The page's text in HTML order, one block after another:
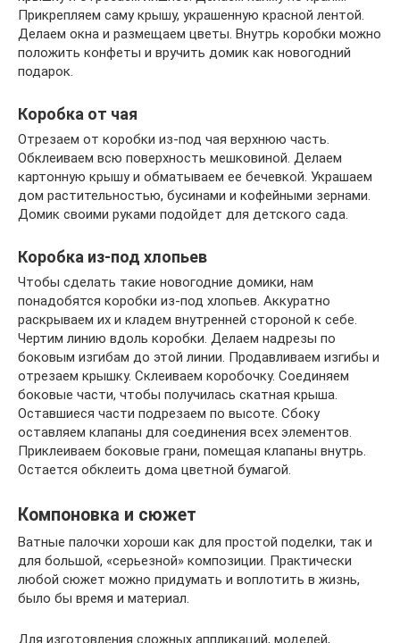
Прикрепляем саму крышу, украшенную красной лентой.
Делаем окна и размещаем цветы. Внутрь коробки можно
положить конфеты и вручить домик как новогодний
подарок.
Коробка от чая
Отрезаем от коробки из-под чая верхнюю часть.
Обклеиваем всю поверхность мешковиной. Делаем
картонную крышу и обматываем ее бечевкой. Украшаем
дом растительностью, бусинами и кофейными зернами.
Домик своими руками подойдет для детского сада.
Коробка из-под хлопьев
Чтобы сделать такие новогодние домики, нам
понадобятся коробки из-под хлопьев. Аккуратно
раскрываем их и кладем внутренней стороной к себе.
Чертим линию вдоль коробки. Делаем надрезы по
боковым изгибам до этой линии. Продавливаем изгибы и
отрезаем крышку. Склеиваем коробочку. Соединяем
боковые части, чтобы получилась скатная крыша.
Оставшиеся части подрезаем по высоте. Сбоку
оставляем клапаны для соединения всех элементов.
Приклеиваем боковые грани, помещая клапаны внутрь.
Остается обклеить дома цветной бумагой.
Компоновка и сюжет
Ватные палочки хороши как для простой поделки, так и
для большой, «серьезной» композиции. Практически
любой сюжет можно придумать и воплотить в жизнь,
было бы время и материал.
Для изготовления сложных аппликаций, моделей,